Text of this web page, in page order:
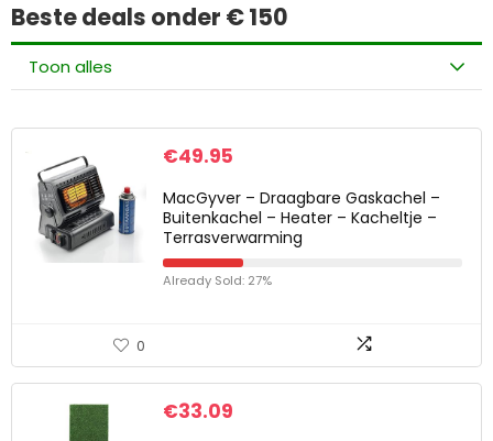
Beste deals onder € 150
Toon alles
€49.95
MacGyver – Draagbare Gaskachel –
Buitenkachel – Heater – Kacheltje –
Terrasverwarming
Already Sold: 27%
0
€33.09